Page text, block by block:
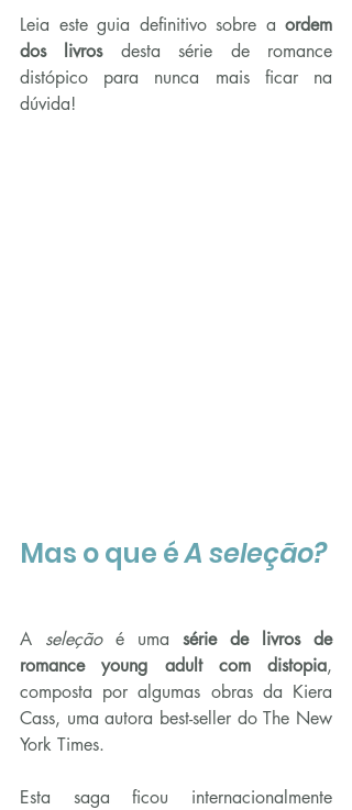
Leia este guia definitivo sobre a ordem
dos livros desta série de romance
distópico para nunca mais ficar na
dúvida!
Mas o que é A seleção?
A seleção é uma série de livros de
romance young adult com distopia,
composta por algumas obras da Kiera
Cass, uma autora best-seller do The New
York Times.
Esta saga ficou internacionalmente